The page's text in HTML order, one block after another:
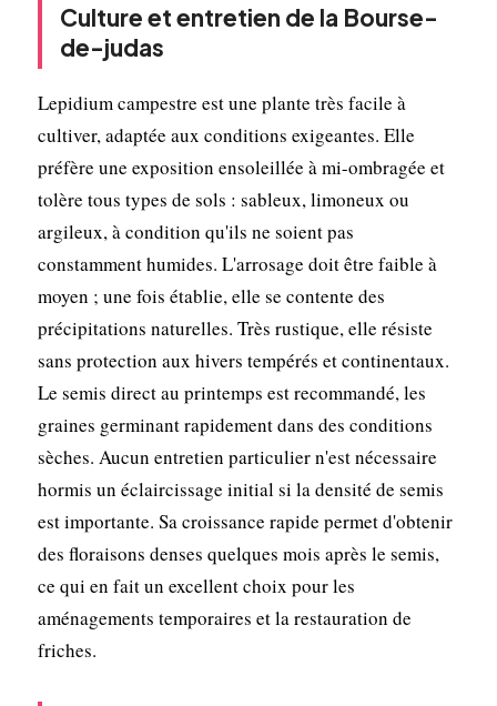
Culture et entretien de la Bourse-
de-judas
Lepidium campestre est une plante très facile à
cultiver, adaptée aux conditions exigeantes. Elle
préfère une exposition ensoleillée à mi-ombragée et
tolère tous types de sols : sableux, limoneux ou
argileux, à condition qu'ils ne soient pas
constamment humides. L'arrosage doit être faible à
moyen ; une fois établie, elle se contente des
précipitations naturelles. Très rustique, elle résiste
sans protection aux hivers tempérés et continentaux.
Le semis direct au printemps est recommandé, les
graines germinant rapidement dans des conditions
sèches. Aucun entretien particulier n'est nécessaire
hormis un éclaircissage initial si la densité de semis
est importante. Sa croissance rapide permet d'obtenir
des floraisons denses quelques mois après le semis,
ce qui en fait un excellent choix pour les
aménagements temporaires et la restauration de
friches.